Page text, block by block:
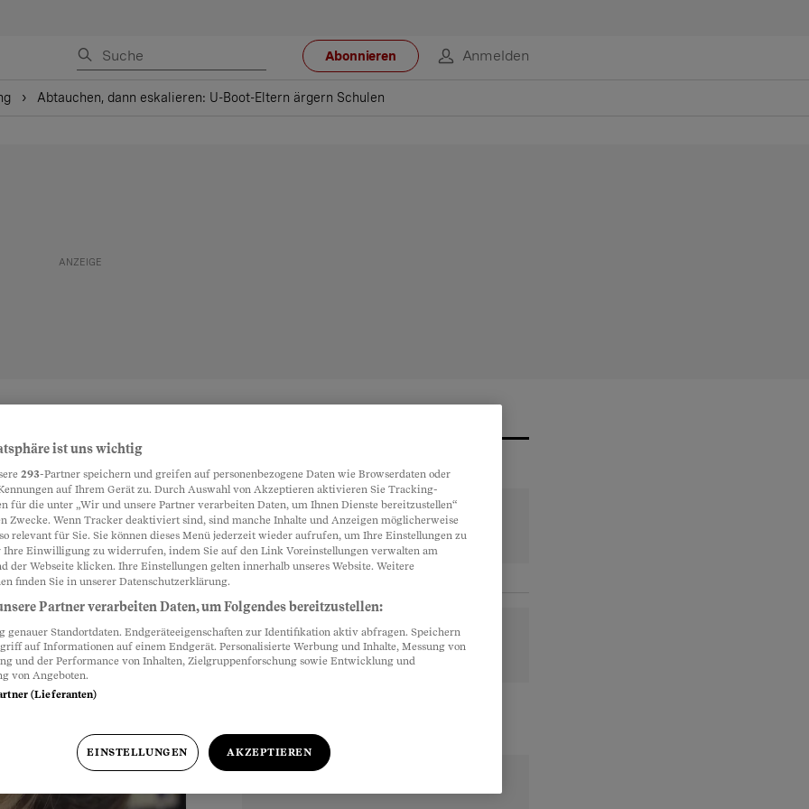
Abonnieren Anmelden
Abtauchen, dann eskalieren: U-Boot-Eltern ärgern Schulen
Lehrer
Eltern
und erscheinen
das
mit schwerem
ist uns wichtig
293-Partner speichern und greifen auf personenbezogene Daten wie Browserdaten oder
auf Ihrem Gerät zu. Durch Auswahl von Akzeptieren aktivieren Sie Tracking-
für die unter „Wir und unsere Partner verarbeiten Daten, um Ihnen Dienste bereitzustellen“
Zwecke. Wenn Tracker deaktiviert sind, sind manche Inhalte und Anzeigen möglicherweise
relevant für Sie. Sie können dieses Menü jederzeit wieder aufrufen, um Ihre Einstellungen zu
Ihre Einwilligung zu widerrufen, indem Sie auf den Link Voreinstellungen verwalten am
der Webseite klicken. Ihre Einstellungen gelten innerhalb unseres Website. Weitere
finden Sie in unserer Datenschutzerklärung.
Partner verarbeiten Daten, um Folgendes bereitzustellen:
genauer Standortdaten. Endgeräteeigenschaften zur Identifikation aktiv abfragen. Speichern
auf Informationen auf einem Endgerät. Personalisierte Werbung und Inhalte, Messung von
und der Performance von Inhalten, Zielgruppenforschung sowie Entwicklung und
von Angeboten.
(Lieferanten)
EINSTELLUNGEN AKZEPTIEREN